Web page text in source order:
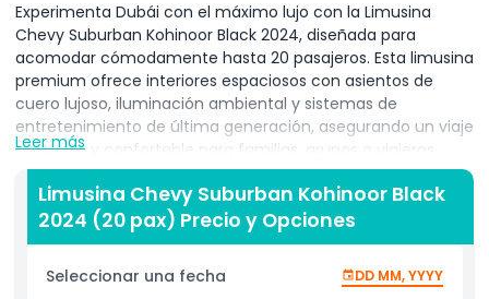
Experimenta Dubái con el máximo lujo con la Limusina
Chevy Suburban Kohinoor Black 2024, diseñada para
acomodar cómodamente hasta 20 pasajeros. Esta limusina
premium ofrece interiores espaciosos con asientos de
cuero lujoso, iluminación ambiental y sistemas de
entretenimiento de última generación, asegurando un viaje
suntuoso y confortable para familias, grupos o viajeros
corporativos. Perfectamente adecuada para explorar los
impresionantes monumentos de Dubái, la Limusina
Kohinoor Black combina potencia, estilo y elegancia, siendo
la elección ideal para tours turísticos por toda la ciudad. Ya
sea que desees visitar el imponente Burj Khalifa, pasear por
el mundialmente reconocido Dubai Mall, relajarte en las
Leer más
Limusina Chevy Suburban Kohinoor Black
2024 (20 pax) Precio y Opciones
Seleccionar una fecha DD MM, YYYY